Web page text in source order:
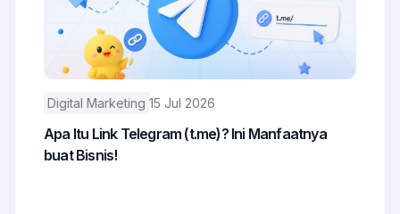
Digital Marketing 15 Jul 2026
Apa Itu Link Telegram (t.me)? Ini Manfaatnya
buat Bisnis!